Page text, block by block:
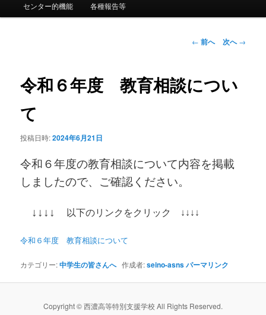
ュ
ン
テ
ン
ツ
へ
移
動
センター的機能 各種報告等
投
ゲ
← 前へ 次へ→
令和６年度 教育相談につい
て
投稿日時:2024年6月21日
令和６年度の教育相談について内容を掲載
しましたので、ご確認ください。
↓↓↓↓ 以下のリンクをクリック ↓↓↓↓
令和６年度 教育相談について
カテゴリー:中学生の皆さんへ作成者:seino-asnsパーマリンク
Copyright © 西濃高等特別支援学校 All Rights Reserved.